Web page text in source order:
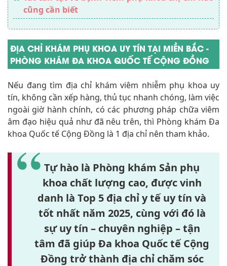
cũng cần biết
ĐỊA CHỈ KHÁM PHỤ KHOA UY TÍN TẠI MIỀN BẮC -
PHÒNG KHÁM ĐA KHOA QUỐC TẾ CỘNG ĐỒNG
Nếu đang tìm địa chỉ khám viêm nhiễm phụ khoa uy
tín, không cần xếp hàng, thủ tục nhanh chóng, làm việc
ngoài giờ hành chính, có các phương pháp chữa viêm
âm đạo hiệu quả như đã nêu trên, thì Phòng khám Đa
khoa Quốc tế Cộng Đồng là 1 địa chỉ nên tham khảo.
Tự hào là Phòng khám Sản phụ
khoa chất lượng cao, được vinh
danh là Top 5 địa chỉ y tế uy tín và
tốt nhất năm 2025, cùng với đó là
sự uy tín – chuyên nghiệp – tận
tâm đã giúp Đa khoa Quốc tế Cộng
Đồng trở thành địa chỉ chăm sóc